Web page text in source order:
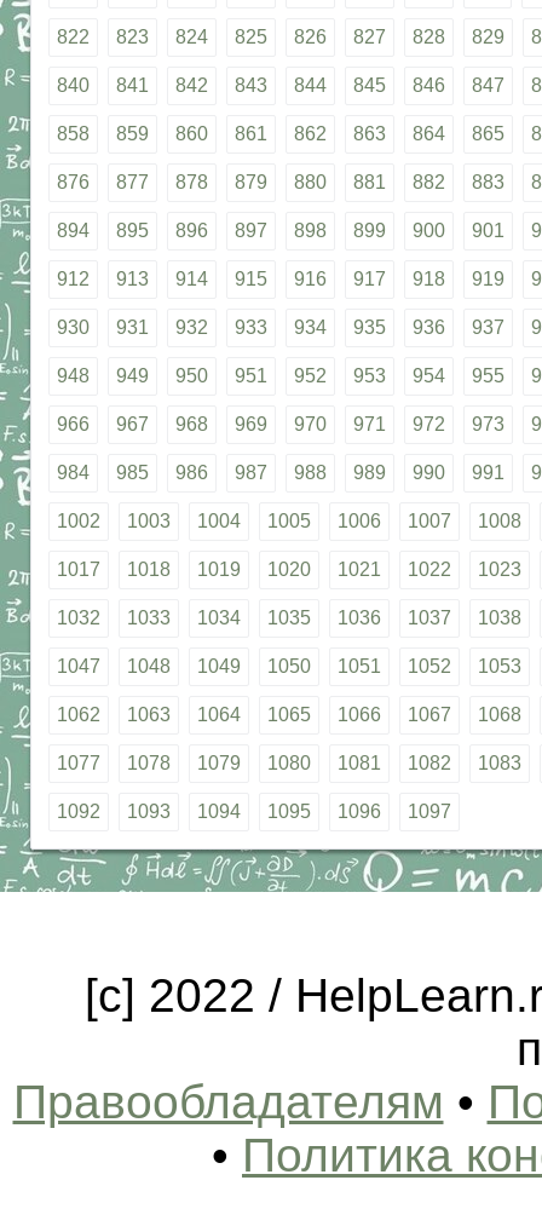
822 823 824 825 826 827 828 829
840 841 842 843 844 845 846 847
858 859 860 861 862 863 864 865
876 877 878 879 880 881 882 883
894 895 896 897 898 899 900 901
912 913 914 915 916 917 918 919
930 931 932 933 934 935 936 937
948 949 950 951 952 953 954 955
966 967 968 969 970 971 972 973
984 985 986 987 988 989 990 991
1002 1003 1004 1005 1006 1007 1008
1017 1018 1019 1020 1021 1022 1023
1032 1033 1034 1035 1036 1037 1038
1047 1048 1049 1050 1051 1052 1053
1062 1063 1064 1065 1066 1067 1068
1077 1078 1079 1080 1081 1082 1083
1092 1093 1094 1095 1096 1097
[c] 2022 /
Правообладателям •
• Политика